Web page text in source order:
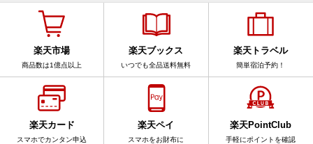
楽天市場
商品数は1億点以上
楽天ブックス
いつでも全品送料無料
楽天トラベル
簡単宿泊予約！
楽天カード
スマホでカンタン申込
楽天ペイ
スマホをお財布に
楽天PointClub
手軽にポイントを確認